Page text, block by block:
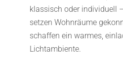
klassisch oder individuell
setzen Wohnräume
schaffen ein warmes,
Lichtambiente.